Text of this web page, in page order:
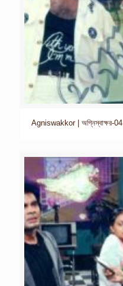
Agniswakkor | অগ্নিস্বাক্ষর-04